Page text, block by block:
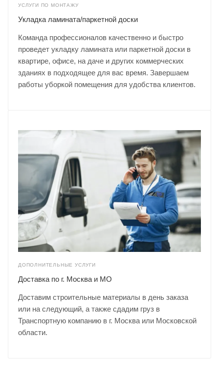
УСЛУГИ ПО МОНТАЖУ
Укладка ламината/паркетной доски
Команда профессионалов качественно и быстро
проведет укладку ламината или паркетной доски в
квартире, офисе, на даче и других коммерческих
зданиях в подходящее для вас время. Завершаем
работы уборкой помещения для удобства клиентов.
ДОПОЛНИТЕЛЬНЫЕ УСЛУГИ
Доставка по г. Москва и МО
Доставим строительные материалы в день заказа
или на следующий, а также сдадим груз в
Транспортную компанию в г. Москва или Московской
области.